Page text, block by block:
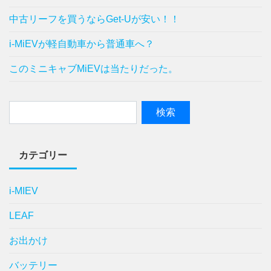
中古リーフを買うならGet-Uが安い！！
i-MiEVが軽自動車から普通車へ？
このミニキャブMiEVは当たりだった。
カテゴリー
i-MIEV
LEAF
お出かけ
バッテリー